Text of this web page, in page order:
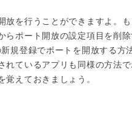
放を行うことができますよ。
らポート開放の設定項目を削
規登録でポートを開放する方
れているアプリも同様の方法
えておきましょう。